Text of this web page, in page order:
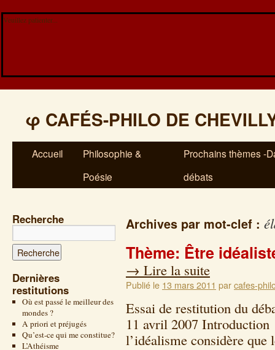
Veuillez patienter...
φ CAFÉS-PHILO DE
Accueil
Philosophie &
Poésie
Prochains thèmes -
débats
Recherche
Dernières
restitutions
Où est passé le meilleur des
mondes ?
A priori et préjugés
Qu’est-ce qui me constitue?
L’Athéisme
Archives par mot-clef :
Thème: Être
→ Lire la suite
Publié le 13 mars 2011 parcafes-
Essai de restitution du
11 avril 2007
l’idéalisme considère